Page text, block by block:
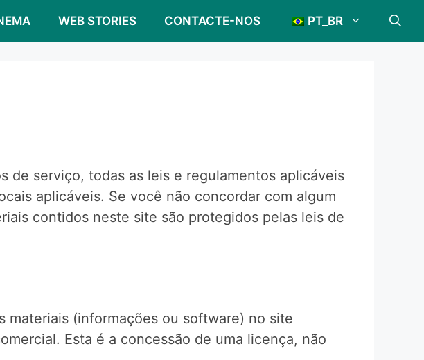
WEB STORIES CONTACTE-NOS PT_BR
de serviço, todas as leis e regulamentos aplicáveis
aplicáveis. Se você não concordar com algum
contidos neste site são protegidos pelas leis de
materiais (informações ou software) no site
Esta é a concessão de uma licença, não